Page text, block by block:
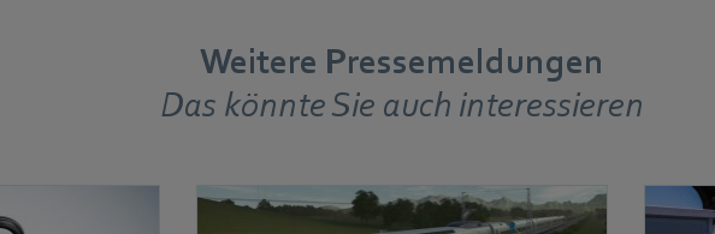
Weitere Pressemeldungen
Das könnte Sie auch interessieren